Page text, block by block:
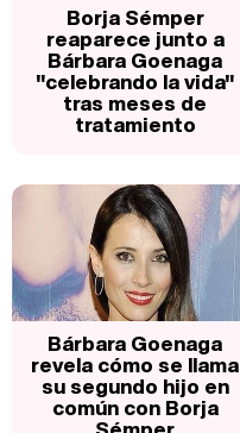
Borja Sémper
reaparece junto a
Bárbara Goenaga
"celebrando la vida"
tras meses de
tratamiento
Bárbara Goenaga
revela cómo se llama
su segundo hijo en
común con Borja